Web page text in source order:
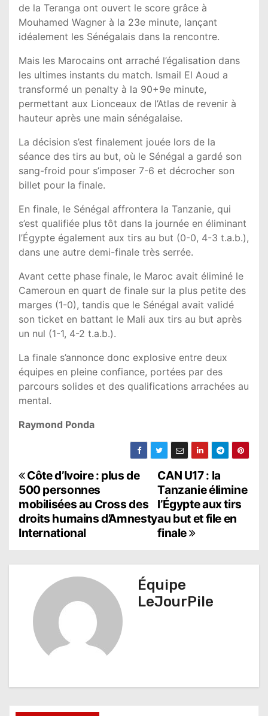
de la Teranga ont ouvert le score grâce à
Mouhamed Wagner à la 23e minute, lançant
idéalement les Sénégalais dans la rencontre.
Mais les Marocains ont arraché l’égalisation dans
les ultimes instants du match. Ismail El Aoud a
transformé un penalty à la 90+9e minute,
permettant aux Lionceaux de l’Atlas de revenir à
hauteur après une main sénégalaise.
La décision s’est finalement jouée lors de la
séance des tirs au but, où le Sénégal a gardé son
sang-froid pour s’imposer 7-6 et décrocher son
billet pour la finale.
En finale, le Sénégal affrontera la Tanzanie, qui
s’est qualifiée plus tôt dans la journée en éliminant
l’Égypte également aux tirs au but (0-0, 4-3 t.a.b.),
dans une autre demi-finale très serrée.
Avant cette phase finale, le Maroc avait éliminé le
Cameroun en quart de finale sur la plus petite des
marges (1-0), tandis que le Sénégal avait validé
son ticket en battant le Mali aux tirs au but après
un nul (1-1, 4-2 t.a.b.).
La finale s’annonce donc explosive entre deux
équipes en pleine confiance, portées par des
parcours solides et des qualifications arrachées au
mental.
Raymond Ponda
N
a
v
g
n
d
CAN U17 : la
Tanzanie élimine
l’Égypte aux tirs
au but et file en
finale
Côte d’Ivoire : plus de
500 personnes
mobilisées au Cross des
droits humains d’Amnesty
International
Équipe
LeJourPile